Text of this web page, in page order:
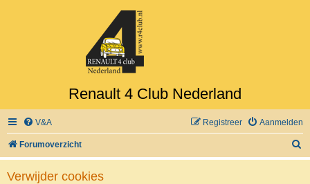
Renault 4 Club Nederland
V&A Aanmelden
Registreer
Forumoverzicht
o
Verwijder cookies